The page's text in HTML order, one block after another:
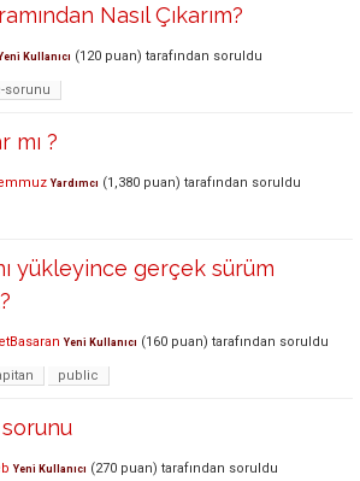
Nasıl Çıkarım?
Kullanıcı (120 puan) tarafından soruldu
sorunu
mı ?
Yardımcı (1,380 puan) tarafından soruldu
yükleyince gerçek sürüm
Yeni Kullanıcı (160 puan) tarafından soruldu
public
Yeni Kullanıcı (270 puan) tarafından soruldu